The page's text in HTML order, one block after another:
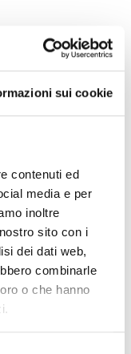
sui cookie
contenuti ed
media e per
inoltre
sito con i
dei dati web,
combinarle
o che hanno